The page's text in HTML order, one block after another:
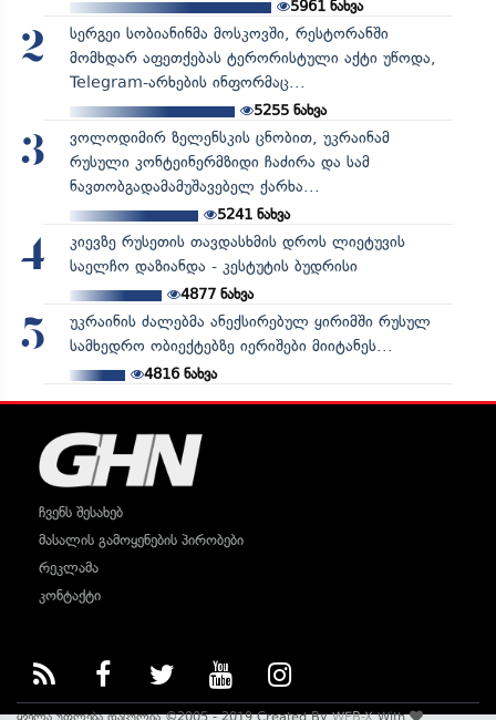
5961 ნახვა
2
სერგეი სობიანინმა მოსკოვში, რესტორანში
მომხდარ აფეთქებას ტერორისტული აქტი უწოდა,
Telegram-არხების ინფორმაც...
5255ნახვა
3
ვოლოდიმირ ზელენსკის ცნობით, უკრაინამ
რუსული კონტეინერმზიდი ჩაძირა და სამ
ნავთობგადამამუშავებელ ქარხა...
5241ნახვა
4
კიევზე რუსეთის თავდასხმის დროს ლიეტუვის
საელჩო დაზიანდა - კესტუტის ბუდრისი
4877ნახვა
5
უკრაინის ძალებმა ანექსირებულ ყირიმში რუსულ
სამხედრო ობიექტებზე იერიშები მიიტანეს...
4816ნახვა
ჩვენს შესახებ
მასალის გამოყენების პირობები
რეკლამა
კონტაქტი
ყველა უფლება დაცულია ©2005 - 2019 Created ByWEB-XWith